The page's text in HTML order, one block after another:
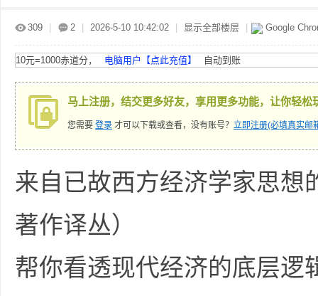
309 2 2026-5-10 10:42:02 显示全部楼层 Google
10元=1000赤道分， 电脑用户【点此充值】 自动到账
马上注册，结交更多好友，享用更多功能，让你轻松
您需要 登录 才可以下载或查看，没有账号？ 立即注册(必填真实邮
来自已故西方经济学家思想
著作译丛）
帮你看透现代经济的底层逻